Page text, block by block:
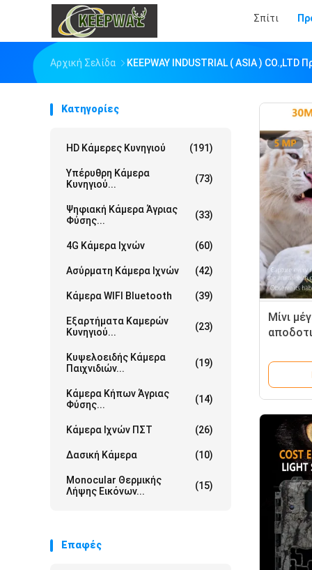
Σπίτι
Αρχική Σελίδα KEEPWAY INDUSTRIAL ( ASIA ) CO.,LTD
Κατηγορίες
HD Κάμερες Κυνηγιού (191)
Υπέρυθρη Κάμερα
Κυνηγιού...
(73)
Ψηφιακή Κάμερα Άγριας
Φύσης...
(33)
4G Κάμερα Ιχνών (60)
Ασύρματη Κάμερα Ιχνών (42)
Κάμερα WIFI Bluetooth (39)
Εξαρτήματα Καμερών
Κυνηγιού...
(23)
Κυψελοειδής Κάμερα
Παιχνιδιών...
(19)
Κάμερα Κήπων Άγριας
Φύσης...
(14)
Κάμερα Ιχνών ΠΣΤ (26)
Δασική Κάμερα (10)
Monocular Θερμικής
Λήψης Εικόνων...
(15)
Επαφές
Μίνι
IP67
για